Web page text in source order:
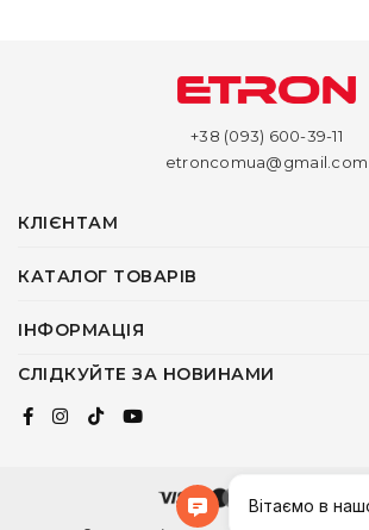
+38 (093) 600-39-11
etroncomua@gmail.com
КЛІЄНТАМ
КАТАЛОГ ТОВАРІВ
ІНФОРМАЦІЯ
СЛІДКУЙТЕ ЗА НОВИНАМИ